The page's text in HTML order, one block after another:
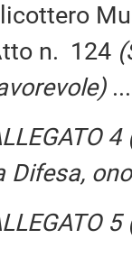
n. 124
Difesa,